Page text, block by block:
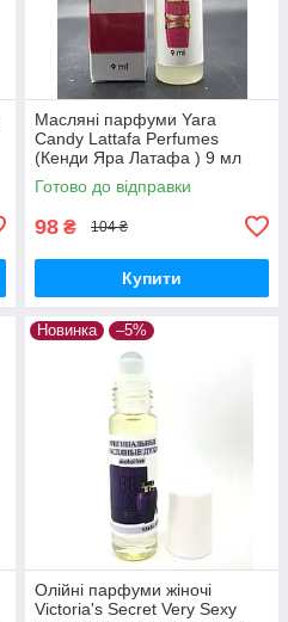
Масляні парфуми Yara
Candy Lattafa Perfumes
(Кенди Яра Латафа ) 9 мл
Готово до відправки
98 ₴ 104 ₴
Купити
Новинка –5%
Олійні парфуми жіночі
Victoria's Secret Very Sexy